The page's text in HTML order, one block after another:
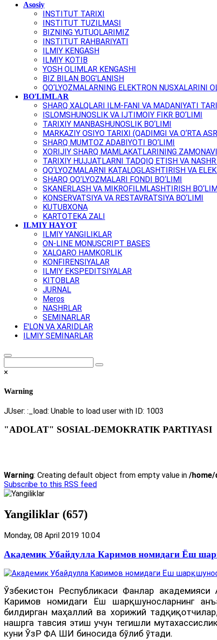
Asosiy
INSTITUT TARIXI
INSTITUT TUZILMASI
BIZNING YUTUQLARIMIZ
INSTITUT RAHBARIYATI
ILMIY KENGASH
ILMIY KOTIB
YOSH OLIMLAR KENGASHI
BIZ BILAN BOG'LANISH
QO‘LYOZMALARNING ELEKTRON NUSXALARINI
BO'LIMLAR
SHARQ XALQLARI ILM-FANI VA MADANIYATI
ISLOMSHUNOSLIK VA IJTIMOIY FIKR BO‘LIMI
TARIXIY MANBASHUNOSLIK BO‘LIMI
MARKAZIY OSIYO TARIXI (QADIMGI VA O‘RTA
SHARQ MUMTOZ ADABIYOTI BO‘LIMI
XORIJIY SHARQ MAMLAKATLARINING
TARIXIY HUJJATLARNI TADQIQ ETISH VA
QO‘LYOZMALARNI KATALOGLASHTIRISH VA
SHARQ QO‘LYOZMALARI FONDI BO‘LIMI
SKANERLASH VA MIKROFILMLASHTIRISH
KONSERVATSIYA VA RESTAVRATSIYA BO‘LIMI
KUTUBXONA
KARTOTEKA ZALI
ILMIY HAYOT
ILMIY YANGILIKLAR
ON-LINE MONUSCRIPT BASES
XALQARO HAMKORLIK
KONFIRENSIYALAR
ILMIY EKSPEDITSIYALAR
KITOBLAR
JURNAL
Meros
NASHRLAR
SEMINARLAR
E'LON VA XARIDLAR
ILMIY SEMINARLAR
×
Warning
JUser: :_load: Unable to load user with ID: 1003
"ADOLAT" SOSIAL-DEMOKRATIK PARTIYASI
Warning: Creating default object from empty value in /home/
Subscribe to this RSS feed
Yangiliklar (657)
Monday, 08 April 2019 10:04
Академик Убайдулла Каримов номидаги Ёш
Ўзбекистон Республикаси Фанлар
Каримов номидаги Ёш шарқшуносларнинг
билдирган маҳаллий ва хорижий
нашрга тавсия этиш учун тегишли
куни ЎзР ФА ШИ биносида бўлиб ўтади.